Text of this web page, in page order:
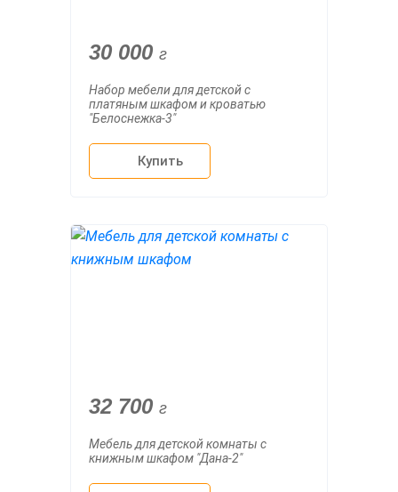
30 000 г
Набор мебели для детской с
платяным шкафом и кроватью
"Белоснежка-3"
Купить
32 700 г
Мебель для детской комнаты с
книжным шкафом "Дана-2"